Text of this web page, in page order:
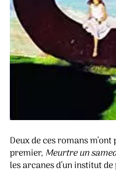
Deux de ces romans
premier, Meurtre un
les arcanes d’un institut